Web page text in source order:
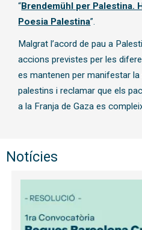
“Brendemühl per Palestina.
Poesia Palestina”.
Malgrat l’acord de pau a
accions previstes per les
es mantenen per manifestar
palestins i reclamar que els
a la Franja de Gaza es
Notícies